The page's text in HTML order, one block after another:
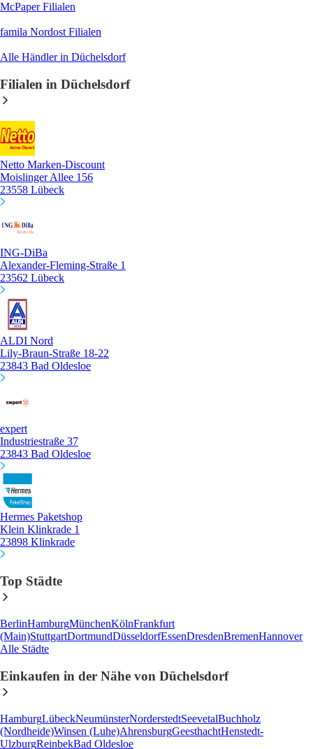
McPaperFilialen
famila Nordost Filialen
Alle Händler in Düchelsdorf
Filialen in Düchelsdorf
Netto Marken-Discount
Moislinger Allee 156
23558 Lübeck
ING-DiBa
Alexander-Fleming-Straße 1
23562 Lübeck
ALDI Nord
Lily-Braun-Straße 18-22
23843 Bad Oldesloe
expert
Industriestraße 37
23843 Bad Oldesloe
Hermes Paketshop
Klein Klinkrade 1
23898 Klinkrade
Top Städte
BerlinHamburgMünchenKölnFrankfurt
(Main)StuttgartDortmundDüsseldorfEssenDresdenBremenHannover
Alle Städte
Einkaufen in der Nähe von Düchelsdorf
HamburgLübeckNeumünsterNorderstedtSeevetalBuchholz
(Nordheide)Winsen (Luhe)AhrensburgGeesthachtHenstedt-
UlzburgReinbekBad Oldesloe